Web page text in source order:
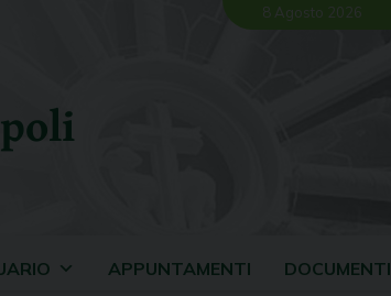
8 Agosto 2026
APPUNTAMENTI DOCUMENTI